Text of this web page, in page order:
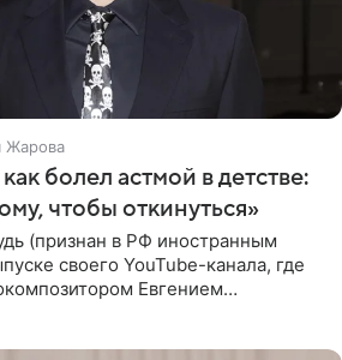
Жарова
болел астмой в детстве:
чтобы откинуться»
(признан в РФ иностранным
своего YouTube-канала, где
Евгением